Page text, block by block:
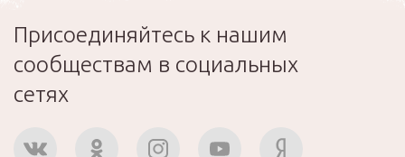
Присоединяйтесь к нашим
сообществам в социальных
сетях